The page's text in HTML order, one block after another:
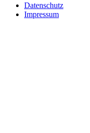
Datenschutz
Impressum